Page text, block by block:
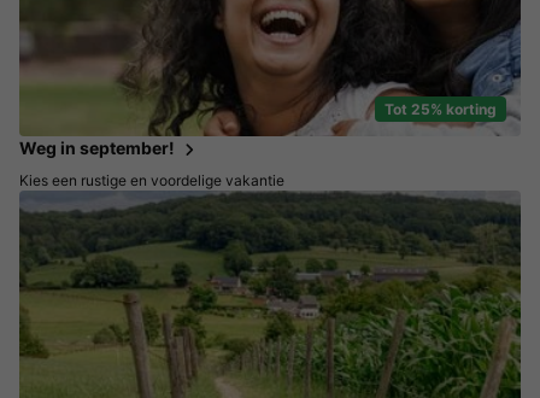
Tot 25% korting
Weg in september!
Kies een rustige en voordelige vakantie